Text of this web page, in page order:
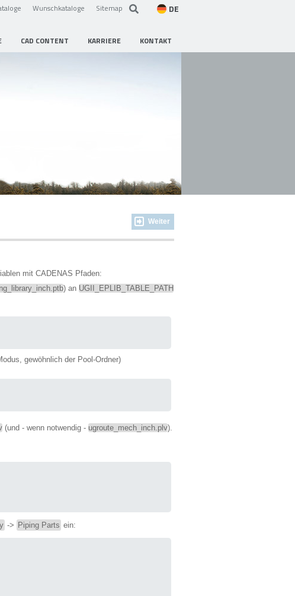
Wunschkataloge Sitemap DE
CAD CONTENT KARRIERE KONTAKT
Weiter
mit CADENAS Pfaden:
) an UGII_EPLIB_TABLE_PATH
gewöhnlich der Pool-Ordner)
(und - wenn notwendig - ugroute_mech_inch.plv).
-> Piping Parts ein: